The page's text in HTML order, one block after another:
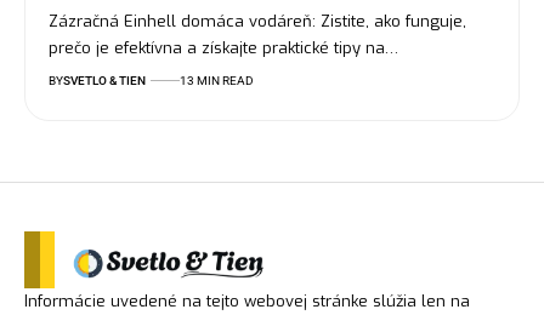
Zázračná Einhell domáca vodáreň: Zistite, ako funguje,
prečo je efektívna a získajte praktické tipy na…
BYSVETLO & TIEN 13 MIN READ
Informácie uvedené na tejto webovej stránke slúžia len na